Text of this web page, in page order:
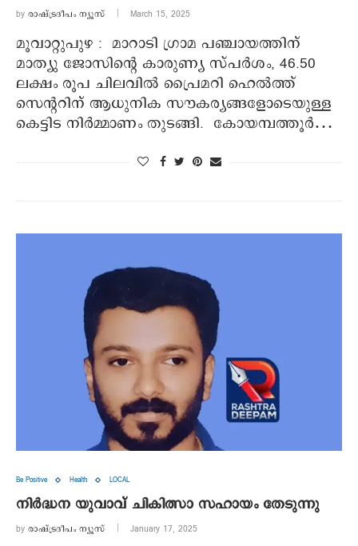
by രാഷ്ട്രദീപം ന്യൂസ്‌ March 15, 2025
മൂവാറ്റുപുഴ : മാറാടി ഗ്രാമ പഞ്ചായത്തിന്
മാത്യു ജോസിന്റെ കാരുണ്യ സ്പർശം, 46.50
ലക്ഷം രൂപ ചിലവിൽ പ്രൈമറി ഹെല്‍ത്ത്
സെന്‍ററിന് ആധുനിക സൗകര്യങ്ങളോടെയുള്ള
കെട്ടിട നിർമ്മാണം തുടങ്ങി. കോയമ്പത്തൂര്‍…
Be Positive Health LOCAL
നിർദ്ധന യുവാവ് ചികിത്സാ സഹായം തേടുന്നു
by രാഷ്ട്രദീപം ന്യൂസ്‌ January 17, 2025